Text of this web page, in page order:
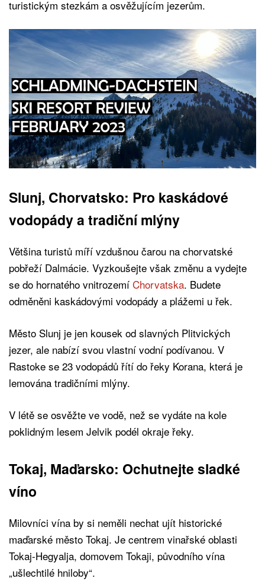
turistickým stezkám a osvěžujícím jezerům.
Slunj, Chorvatsko: Pro kaskádové
vodopády a tradiční mlýny
Většina turistů míří vzdušnou čarou na chorvatské
pobřeží Dalmácie. Vyzkoušejte však změnu a vydejte
se do hornatého vnitrozemí Chorvatska. Budete
odměněni kaskádovými vodopády a plážemi u řek.
Město Slunj je jen kousek od slavných Plitvických
jezer, ale nabízí svou vlastní vodní podívanou. V
Rastoke se 23 vodopádů řítí do řeky Korana, která je
lemována tradičními mlýny.
V létě se osvěžte ve vodě, než se vydáte na kole
poklidným lesem Jelvik podél okraje řeky.
Tokaj, Maďarsko: Ochutnejte sladké
víno
Milovníci vína by si neměli nechat ujít historické
maďarské město Tokaj. Je centrem vinařské oblasti
Tokaj-Hegyalja, domovem Tokaji, původního vína
„ušlechtilé hniloby“.